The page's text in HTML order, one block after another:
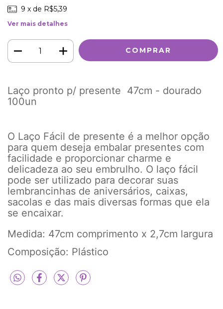
9 x de R$5,39
Ver mais detalhes
Laço pronto p/ presente 47cm - dourado
100un
O Laço Fácil de presente é a melhor opção
para quem deseja embalar presentes com
facilidade e proporcionar charme e
delicadeza ao seu embrulho. O laço fácil
pode ser utilizado para decorar suas
lembrancinhas de aniversários, caixas,
sacolas e das mais diversas formas que ela
se encaixar.
Medida: 47cm comprimento x 2,7cm largura
Composição: Plástico